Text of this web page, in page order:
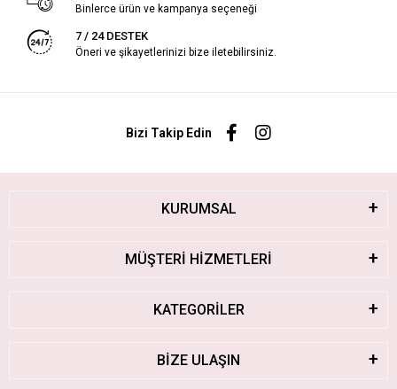
Binlerce ürün ve kampanya seçeneği
7 / 24 DESTEK
Öneri ve şikayetlerinizi bize iletebilirsiniz.
Bizi Takip Edin
KURUMSAL
MÜŞTERİ HİZMETLERİ
KATEGORİLER
BİZE ULAŞIN